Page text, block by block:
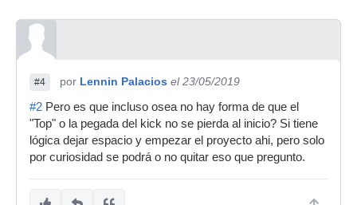
#4 por Lennin Palacios el 23/05/2019
#2 Pero es que incluso osea no hay forma de que el
"Top" o la pegada del kick no se pierda al inicio? Si tiene
lógica dejar espacio y empezar el proyecto ahi, pero solo
por curiosidad se podrá o no quitar eso que pregunto.